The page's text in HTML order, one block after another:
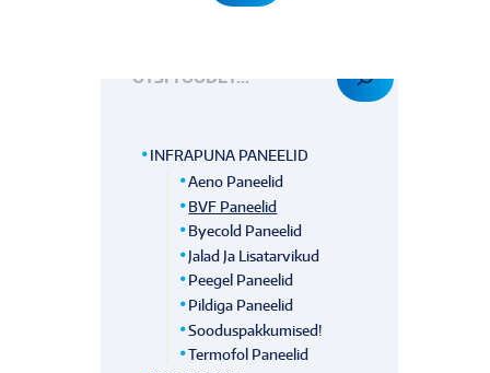
INFRAPUNA PANEELID
Aeno Paneelid
BVF Paneelid
Byecold Paneelid
Jalad Ja Lisatarvikud
Peegel Paneelid
Pildiga Paneelid
Sooduspakkumised!
Termofol Paneelid